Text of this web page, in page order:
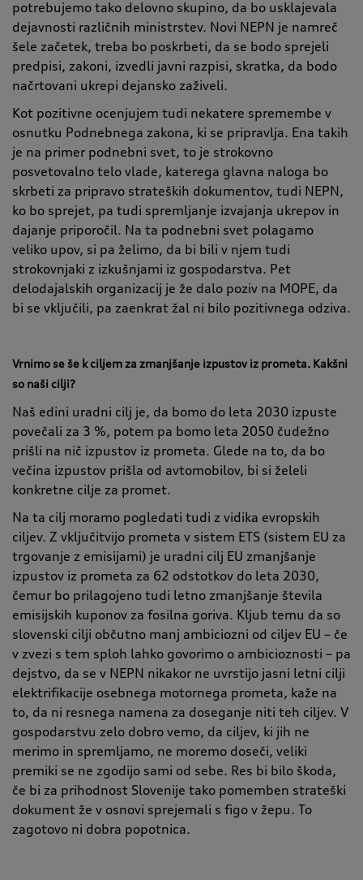
potrebujemo tako delovno skupino, da bo usklajevala
dejavnosti različnih ministrstev. Novi NEPN je namreč
šele začetek, treba bo poskrbeti, da se bodo sprejeli
predpisi, zakoni, izvedli javni razpisi, skratka, da bodo
načrtovani ukrepi dejansko zaživeli.
Kot pozitivne ocenjujem tudi nekatere spremembe v
osnutku Podnebnega zakona, ki se pripravlja. Ena takih
je na primer podnebni svet, to je strokovno
posvetovalno telo vlade, katerega glavna naloga bo
skrbeti za pripravo strateških dokumentov, tudi NEPN,
ko bo sprejet, pa tudi spremljanje izvajanja ukrepov in
dajanje priporočil. Na ta podnebni svet polagamo
veliko upov, si pa želimo, da bi bili v njem tudi
strokovnjaki z izkušnjami iz gospodarstva. Pet
delodajalskih organizacij je že dalo poziv na MOPE, da
bi se vključili, pa zaenkrat žal ni bilo pozitivnega odziva.
Vrnimo se še k ciljem za zmanjšanje izpustov iz prometa. Kakšni
so naši cilji?
Naš edini uradni cilj je, da bomo do leta 2030 izpuste
povečali za 3 %, potem pa bomo leta 2050 čudežno
prišli na nič izpustov iz prometa. Glede na to, da bo
večina izpustov prišla od avtomobilov, bi si želeli
konkretne cilje za promet.
Na ta cilj moramo pogledati tudi z vidika evropskih
ciljev. Z vključitvijo prometa v sistem ETS (sistem EU za
trgovanje z emisijami) je uradni cilj EU zmanjšanje
izpustov iz prometa za 62 odstotkov do leta 2030,
čemur bo prilagojeno tudi letno zmanjšanje števila
emisijskih kuponov za fosilna goriva. Kljub temu da so
slovenski cilji občutno manj ambiciozni od ciljev EU – če
v zvezi s tem sploh lahko govorimo o ambicioznosti – pa
dejstvo, da se v NEPN nikakor ne uvrstijo jasni letni cilji
elektrifikacije osebnega motornega prometa, kaže na
to, da ni resnega namena za doseganje niti teh ciljev. V
gospodarstvu zelo dobro vemo, da ciljev, ki jih ne
merimo in spremljamo, ne moremo doseči, veliki
premiki se ne zgodijo sami od sebe. Res bi bilo škoda,
če bi za prihodnost Slovenije tako pomemben strateški
dokument že v osnovi sprejemali s figo v žepu. To
zagotovo ni dobra popotnica.